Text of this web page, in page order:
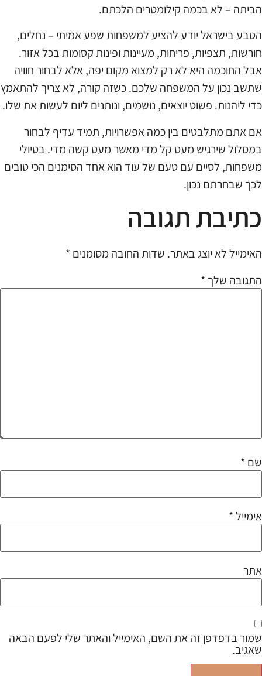
הביתה – לא בכמה קילומטרים הלכתם.
הטבע בישראל יודע להציע למשפחות שפע אמיתי – נחלים,
חורשות, תצפיות, פריחות, מעיינות ופינות קסומות בכל אזור.
אבל החוכמה היא לא רק למצוא מקום יפה, אלא לבחור חוויה
שתשב נכון על המשפחה שלכם. כשזה קורה, לא צריך להתאמץ
כדי ליהנות. פשוט יוצאים, נושמים, ונותנים ליום לעשות את שלו.
אם אתם מתלבטים בין כמה אפשרויות, תמיד עדיף לבחור
במסלול שירגיש מעט קל מדי מאשר מעט קשה מדי. בטיולי
משפחות, לסיים עם טעם של עוד הוא אחד הסימנים הכי טובים
לכך שבחרתם נכון.
כתיבת תגובה
האימייל לא יוצג באתר. שדות החובה מסומנים *
התגובה שלך *
שם *
אימייל*
אתר
שמור בדפדפן זה את השם, האימייל והאתר שלי לפעם הבאה
שאגיב.